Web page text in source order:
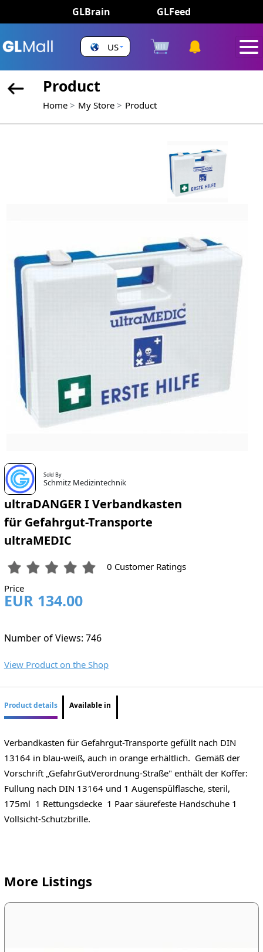
GLBrain GLFeed
US
Product
Home My Store Product
Sold By
Schmitz Medizintechnik
ultraDANGER I Verbandkasten
für Gefahrgut-Transporte
ultraMEDIC
0 Customer Ratings
Price
EUR 134.00
Number of Views: 746
View Product on the Shop
Product details Available in
Verbandkasten für Gefahrgut-Transporte gefüllt nach DIN
13164 in blau-weiß, auch in orange erhältlich. Gemäß der
Vorschrift „GefahrGutVerordnung-Straße" enthält der Koffer:
Fullung nach DIN 13164 und 1 Augenspülflasche, steril,
175ml 1 Rettungsdecke 1 Paar säurefeste Handschuhe 1
Vollsicht-Schutzbrille.
More Listings